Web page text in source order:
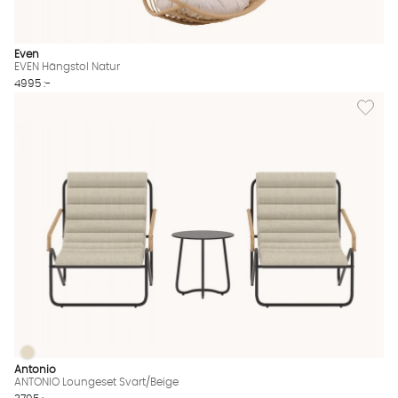
Even
EVEN Hängstol Natur
4995 :-
Lägg
ANTONIO Loungeset Svart/Beige Finns även i dessa färger:
ANTONIO Loungeset Svart/Beige
Antonio
ANTONIO Loungeset Svart/Beige